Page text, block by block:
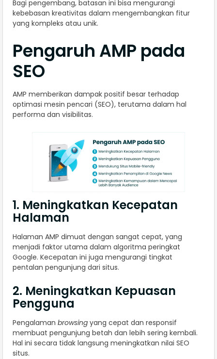
Bagi pengembang, batasan ini bisa mengurangi
kebebasan kreativitas dalam mengembangkan fitur
yang kompleks atau unik.
Pengaruh AMP pada
SEO
AMP memberikan dampak positif besar terhadap
optimasi mesin pencari (SEO), terutama dalam hal
performa dan visibilitas.
1. Meningkatkan Kecepatan
Halaman
Halaman AMP dimuat dengan sangat cepat, yang
menjadi faktor utama dalam algoritma peringkat
Google. Kecepatan ini juga mengurangi tingkat
pentalan pengunjung dari situs.
2. Meningkatkan Kepuasan
Pengguna
Pengalaman browsing yang cepat dan responsif
membuat pengunjung betah dan lebih sering kembali.
Hal ini secara tidak langsung meningkatkan nilai SEO
situs.